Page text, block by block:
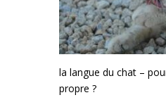
la langue du chat –
propre ?